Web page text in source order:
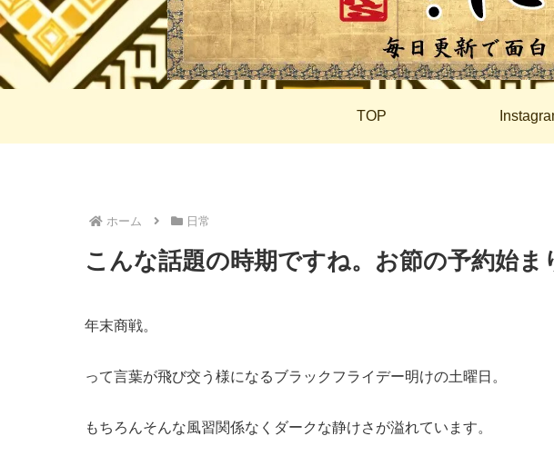
TOP
ホーム 日常
こんな話題の時期ですね。お節の予約始ま
年末商戦。
って言葉が飛び交う様になるブラックフライデー明けの土曜日。
もちろんそんな風習関係なくダークな静けさが溢れています。